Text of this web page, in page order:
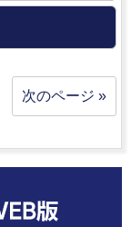
次のページ »